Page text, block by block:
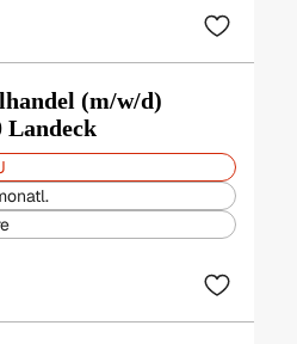
(m/w/d)
Landeck